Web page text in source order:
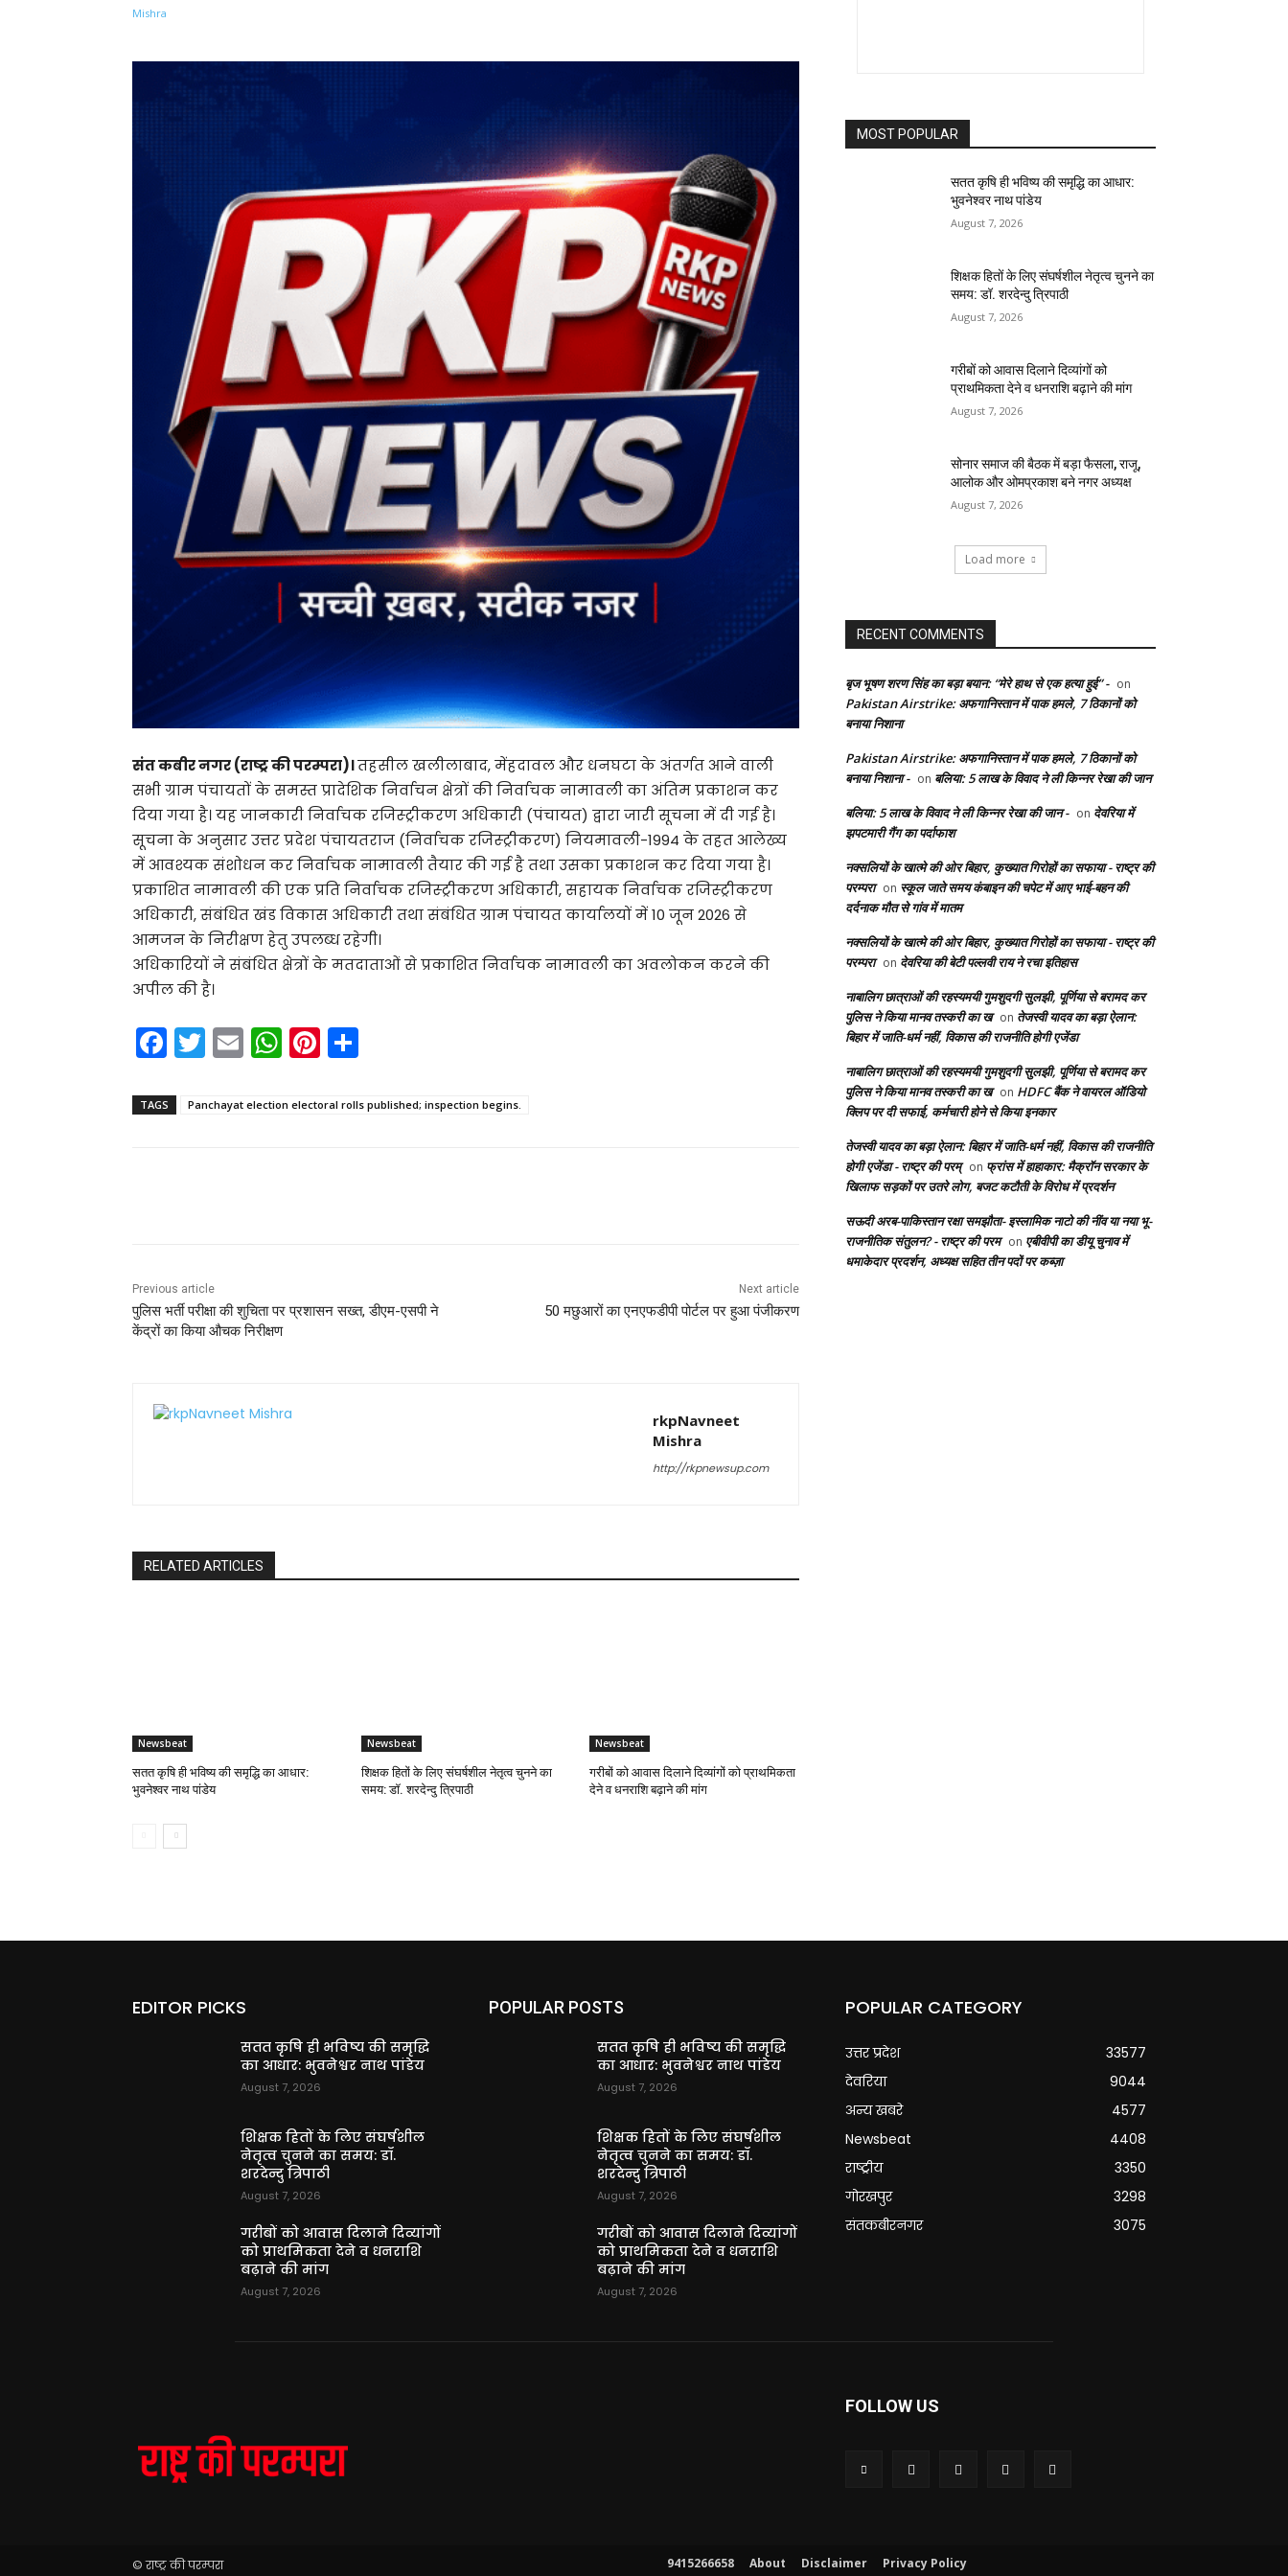
संत कबीर नगर (राष्ट्र की परम्परा)।तहसील खलीलाबाद, मेंहदावल और धनघटा के अंतर्गत आने वाली
सभी ग्राम पंचायतों के समस्त प्रादेशिक निर्वाचन क्षेत्रों की निर्वाचक नामावली का अंतिम प्रकाशन कर
दिया गया है। यह जानकारी निर्वाचक रजिस्ट्रीकरण अधिकारी (पंचायत) द्वारा जारी सूचना में दी गई है।
सूचना के अनुसार उत्तर प्रदेश पंचायतराज (निर्वाचक रजिस्ट्रीकरण) नियमावली-1994 के तहत आलेख्य
में आवश्यक संशोधन कर निर्वाचक नामावली तैयार की गई है तथा उसका प्रकाशन कर दिया गया है।
प्रकाशित नामावली की एक प्रति निर्वाचक रजिस्ट्रीकरण अधिकारी, सहायक निर्वाचक रजिस्ट्रीकरण
अधिकारी, संबंधित खंड विकास अधिकारी तथा संबंधित ग्राम पंचायत कार्यालयों में 10 जून 2026 से
आमजन के निरीक्षण हेतु उपलब्ध रहेगी।
अधिकारियों ने संबंधित क्षेत्रों के मतदाताओं से प्रकाशित निर्वाचक नामावली का अवलोकन करने की
अपील की है।
F
a
c
T
w
itt
E
m
ai
W
h
a
Pi
nt
er ar
TAGS Panchayat election electoral rolls published; inspection begins.
Previous article
पुलिस भर्ती परीक्षा की शुचिता पर प्रशासन सख्त, डीएम-एसपी ने
केंद्रों का किया औचक निरीक्षण
Next article
50 मछुआरों का एनएफडीपी पोर्टल पर हुआ पंजीकरण
rkpNavneet
Mishra
http://rkpnewsup.com
RELATED ARTICLES
Newsbeat
सतत कृषि ही भविष्य की समृद्धि का आधार:
भुवनेश्वर नाथ पांडेय
Newsbeat
शिक्षक हितों के लिए संघर्षशील नेतृत्व चुनने का
समय: डॉ. शरदेन्दु त्रिपाठी
Newsbeat
गरीबों को आवास दिलाने दिव्यांगों को प्राथमिकता
देने व धनराशि बढ़ाने की मांग
MOST POPULAR
सतत कृषि ही भविष्य की समृद्धि का आधार:
भुवनेश्वर नाथ पांडेय
August 7, 2026
शिक्षक हितों के लिए संघर्षशील नेतृत्व चुनने का
समय: डॉ. शरदेन्दु त्रिपाठी
August 7, 2026
गरीबों को आवास दिलाने दिव्यांगों को
प्राथमिकता देने व धनराशि बढ़ाने की मांग
August 7, 2026
सोनार समाज की बैठक में बड़ा फैसला, राजू,
आलोक और ओमप्रकाश बने नगर अध्यक्ष
August 7, 2026
Load more
RECENT COMMENTS
बृज भूषण शरण सिंह का बड़ा बयान: “मेरे हाथ से एक हत्या हुई” - on
Pakistan Airstrike: अफगानिस्तान में पाक हमले, 7 ठिकानों को
बनाया निशाना
Pakistan Airstrike: अफगानिस्तान में पाक हमले, 7 ठिकानों को
बनाया निशाना - on बलिया: 5 लाख के विवाद ने ली किन्नर रेखा की जान
बलिया: 5 लाख के विवाद ने ली किन्नर रेखा की जान - on देवरिया में
झपटमारी गैंग का पर्दाफाश
नक्सलियों के खात्मे की ओर बिहार, कुख्यात गिरोहों का सफाया - राष्ट्र की
परम्परा on स्कूल जाते समय कंबाइन की चपेट में आए भाई-बहन की
दर्दनाक मौत से गांव में मातम
नक्सलियों के खात्मे की ओर बिहार, कुख्यात गिरोहों का सफाया - राष्ट्र की
परम्परा on देवरिया की बेटी पल्लवी राय ने रचा इतिहास
नाबालिग छात्राओं की रहस्यमयी गुमशुदगी सुलझी, पूर्णिया से बरामद कर
पुलिस ने किया मानव तस्करी का ख on तेजस्वी यादव का बड़ा ऐलान:
बिहार में जाति-धर्म नहीं, विकास की राजनीति होगी एजेंडा
नाबालिग छात्राओं की रहस्यमयी गुमशुदगी सुलझी, पूर्णिया से बरामद कर
पुलिस ने किया मानव तस्करी का ख on HDFC बैंक ने वायरल ऑडियो
क्लिप पर दी सफाई, कर्मचारी होने से किया इनकार
तेजस्वी यादव का बड़ा ऐलान: बिहार में जाति-धर्म नहीं, विकास की राजनीति
होगी एजेंडा - राष्ट्र की परम् on फ्रांस में हाहाकार: मैक्रॉन सरकार के
खिलाफ सड़कों पर उतरे लोग, बजट कटौती के विरोध में प्रदर्शन
सऊदी अरब-पाकिस्तान रक्षा समझौता- इस्लामिक नाटो की नींव या नया भू-
राजनीतिक संतुलन? - राष्ट्र की परम on एबीवीपी का डीयू चुनाव में
धमाकेदार प्रदर्शन, अध्यक्ष सहित तीन पदों पर कब्ज़ा
EDITOR PICKS
सतत कृषि ही भविष्य की समृद्धि
का आधार: भुवनेश्वर नाथ पांडेय
August 7, 2026
शिक्षक हितों के लिए संघर्षशील
नेतृत्व चुनने का समय: डॉ.
शरदेन्दु त्रिपाठी
August 7, 2026
गरीबों को आवास दिलाने दिव्यांगों
को प्राथमिकता देने व धनराशि
बढ़ाने की मांग
August 7, 2026
POPULAR POSTS
सतत कृषि ही भविष्य की समृद्धि
का आधार: भुवनेश्वर नाथ पांडेय
August 7, 2026
शिक्षक हितों के लिए संघर्षशील
नेतृत्व चुनने का समय: डॉ.
शरदेन्दु त्रिपाठी
August 7, 2026
गरीबों को आवास दिलाने दिव्यांगों
को प्राथमिकता देने व धनराशि
बढ़ाने की मांग
August 7, 2026
POPULAR CATEGORY
उत्तर प्रदेश
33577
देवरिया
9044
अन्य खबरे
4577
Newsbeat
4408
राष्ट्रीय
3350
गोरखपुर
3298
संतकबीरनगर
3075
FOLLOW US
© राष्ट्र की परम्परा 9415266658 About Disclaimer
Privacy Policy